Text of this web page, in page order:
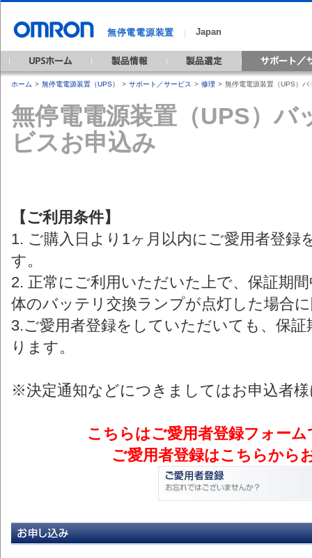
無停電電源装置 ｜ Japan
ホーム > 無停電電源装置（UPS） > サポート／サービス > 修理 > 無停電電源装置（UPS）バ
無停電電源装置（UPS）バ
ビスお申込み
【ご利用条件】
1. ご購入日より1ヶ月以内にご愛用者登
す。
2. 正常にご利用いただいた上で、保証期
体のバッテリ交換ランプが点灯した場合
3.ご愛用者登録をしていただいても、保
ります。
※決定通知などにつきましてはお申込者
こちらはご愛用者登録フォー
ご愛用者登録はこちらから